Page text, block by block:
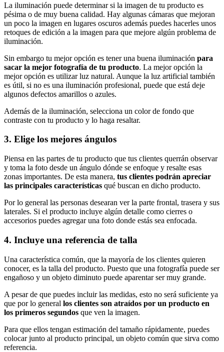
La iluminación puede determinar si la imagen de tu producto es
pésima o de muy buena calidad. Hay algunas cámaras que mejoran
un poco la imagen en lugares oscuros además puedes hacerles unos
retoques de edición a la imagen para que mejore algún problema de
iluminación.
Sin embargo tu mejor opción es tener una buena iluminación para
sacar la mejor fotografía de tu producto. La mejor opción la
mejor opción es utilizar luz natural. Aunque la luz artificial también
es útil, si no es una iluminación profesional, puede que está deje
algunos defectos amarillos o azules.
Además de la iluminación, selecciona un color de fondo que
contraste con tu producto y lo haga resaltar.
3. Elige los mejores ángulos
Piensa en las partes de tu producto que tus clientes querrán observar
y toma la foto desde un ángulo dónde se enfoque y resalte esas
zonas importantes. De esta manera, tus clientes podrán apreciar
las principales características qué buscan en dicho producto.
Por lo general las personas desearan ver la parte frontal, trasera y sus
laterales. Si el producto incluye algún detalle como cierres o
accesorios puedes agregar una foto donde estás sea enfocada.
4. Incluye una referencia de talla
Una característica común, que la mayoría de los clientes quieren
conocer, es la talla del producto. Puesto que una fotografía puede ser
engañoso y un objeto diminuto puede aparentar ser muy grande.
A pesar de que puedes incluir las medidas, esto no será suficiente ya
que por lo general los clientes son atraídos por un producto en
los primeros segundos que ven la imagen.
Para que ellos tengan estimación del tamaño rápidamente, puedes
colocar junto al producto principal, un objeto común que sirva como
referencia.